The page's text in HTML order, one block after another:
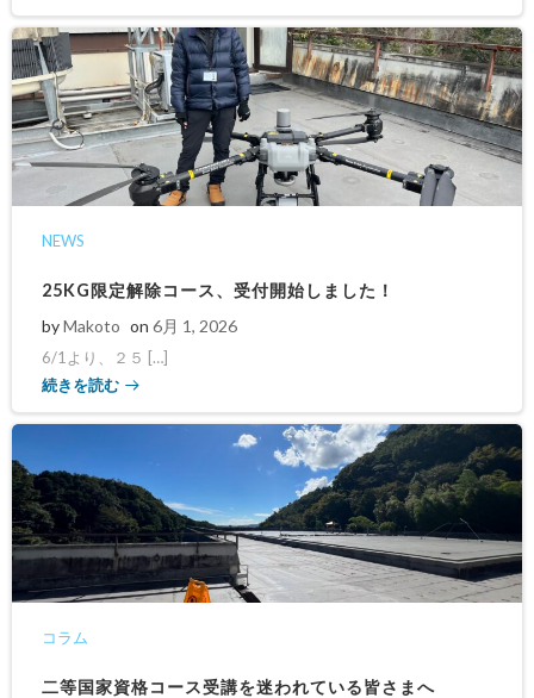
NEWS
25KG限定解除コース、受付開始しました！
byMakoto on 6月 1, 2026
6/1より、２５ […]
続きを読む
コラム
二等国家資格コース受講を迷われている皆さまへ